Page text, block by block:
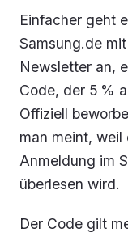
Einfacher geht
Samsung.de
Newsletter an,
Code, der 5 %
Offiziell
man meint, weil
Anmeldung im
überlesen wird.
Der Code gilt